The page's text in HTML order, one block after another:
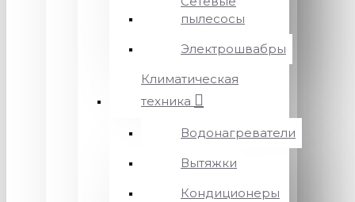
пылесосы
Электрошвабры
Климатическая
техника
Водонагреватели
Вытяжки
Кондиционеры